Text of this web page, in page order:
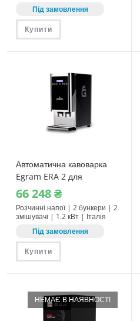
Під замовлення
Купити
Автоматична кавоварка
Egram ERA 2 для
розчинних напоїв
66‎ 248₴
Розчинні напої | 2 бункери | 2
змішувачі | 1.2 кВт | Італія
Під замовлення
Купити
НЕМАЄ В НАЯВНОСТІ